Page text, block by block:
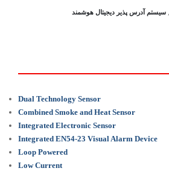
سیستم آدرس پذیر دیجیتال هوشمند
Dual Technology Sensor
Combined Smoke and Heat Sensor
Integrated Electronic Sensor
Integrated EN54-23 Visual Alarm Device
Loop Powered
Low Current